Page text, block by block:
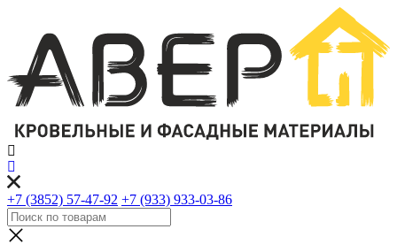
+7 (3852) 57-47-92 +7 (933) 933-03-86